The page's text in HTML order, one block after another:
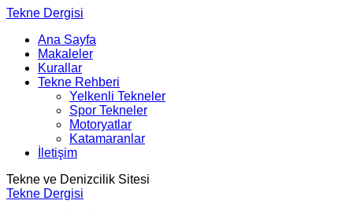
Tekne Dergisi
Ana Sayfa
Makaleler
Kurallar
Tekne Rehberi
Yelkenli Tekneler
Spor Tekneler
Motoryatlar
Katamaranlar
İletişim
Tekne ve Denizcilik Sitesi
Tekne Dergisi